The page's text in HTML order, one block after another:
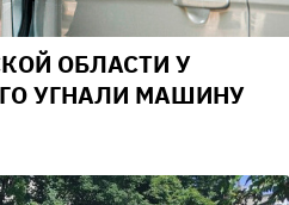
ОБЛАСТИ У
УГНАЛИ МАШИНУ